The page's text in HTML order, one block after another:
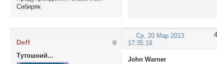
Сибиряк
4
Ср, 20 Мар 2013
17:35:19
Deff
Тутошний...
John Warner